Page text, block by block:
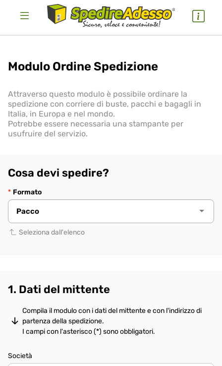
Modulo Ordine Spedizione
Attraverso questo modulo è possibile ordinare la
spedizione con corriere di buste, pacchi e bagagli in
Italia, in Europa e nel mondo.
Potrebbe essere necessaria una stampante per
usufruire del servizio.
Cosa devi spedire?
Formato
Seleziona dall'elenco
1. Dati del mittente
Compila il modulo con i dati del mittente e con l'indirizzo di
partenza della spedizione.
I campi con l'asterisco (*) sono obbligatori.
Società